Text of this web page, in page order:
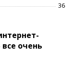
36
очень